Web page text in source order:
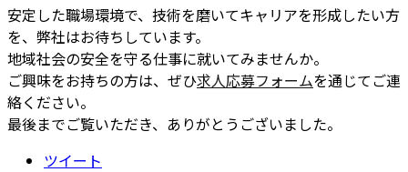
安定した職場環境で、技術を磨いてキャリアを形成したい方
を、弊社はお待ちしています。
地域社会の安全を守る仕事に就いてみませんか。
ご興味をお持ちの方は、ぜひ求人応募フォームを通じてご連
絡ください。
最後までご覧いただき、ありがとうございました。
ツイート